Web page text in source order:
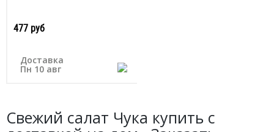
477 руб
Доставка
Пн 10 авг
Свежий салат Чука купить с